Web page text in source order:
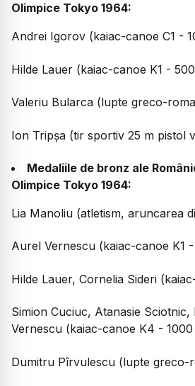
Olimpice Tokyo 1964:
Andrei Igorov (kaiac-canoe C1 -
Hilde Lauer (kaiac-canoe K1 -
Valeriu Bularca (lupte greco-
Ion Tripșa (tir sportiv 25 m pistol
Medaliile de bronz ale
Olimpice Tokyo 1964:
Lia Manoliu (atletism, aruncarea
Aurel Vernescu (kaiac-canoe K1
Hilde Lauer, Cornelia Sideri
Simion Cuciuc, Atanasie
Vernescu (kaiac-canoe K4 - 1000
Dumitru Pîrvulescu (lupte greco-